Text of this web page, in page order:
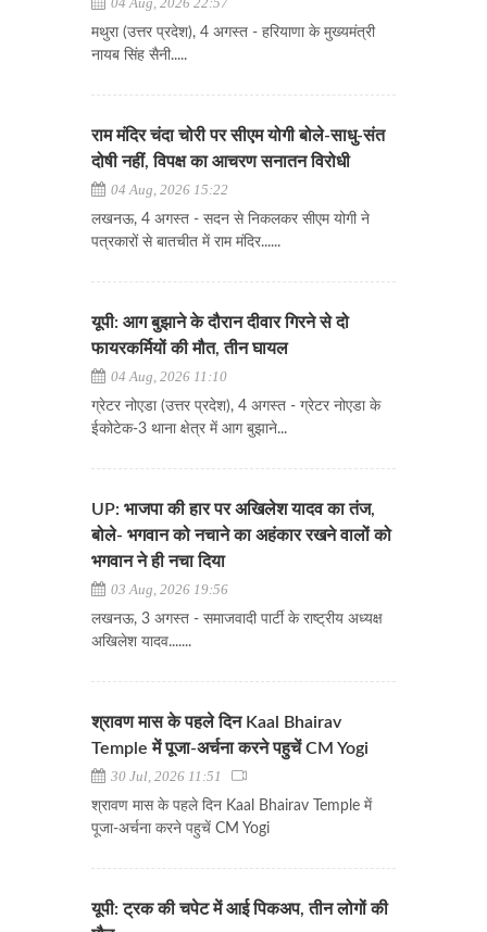
मथुरा (उत्तर प्रदेश), 4 अगस्त - हरियाणा के मुख्यमंत्री
नायब सिंह सैनी.....
राम मंदिर चंदा चोरी पर सीएम योगी बोले-साधु-संत
दोषी नहीं, विपक्ष का आचरण सनातन विरोधी
04 Aug, 2026 15:22
लखनऊ, 4 अगस्त - सदन से निकलकर सीएम योगी ने
पत्रकारों से बातचीत में राम मंदिर......
यूपी: आग बुझाने के दौरान दीवार गिरने से दो
फायरकर्मियों की मौत, तीन घायल
04 Aug, 2026 11:10
ग्रेटर नोएडा (उत्तर प्रदेश), 4 अगस्त - ग्रेटर नोएडा के
ईकोटेक-3 थाना क्षेत्र में आग बुझाने...
UP: भाजपा की हार पर अखिलेश यादव का तंज,
बोले- भगवान को नचाने का अहंकार रखने वालों को
भगवान ने ही नचा दिया
03 Aug, 2026 19:56
लखनऊ, 3 अगस्त - समाजवादी पार्टी के राष्ट्रीय अध्यक्ष
अखिलेश यादव.......
श्रावण मास के पहले दिन Kaal Bhairav
Temple में पूजा-अर्चना करने पहुचें CM Yogi
30 Jul, 2026 11:51
श्रावण मास के पहले दिन Kaal Bhairav Temple में
पूजा-अर्चना करने पहुचें CM Yogi
यूपी: ट्रक की चपेट में आई पिकअप, तीन लोगों की